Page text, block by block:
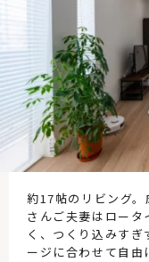
約17帖のリビング
さんご夫妻はロータ
く、つくり込みす
ージに合わせて自由